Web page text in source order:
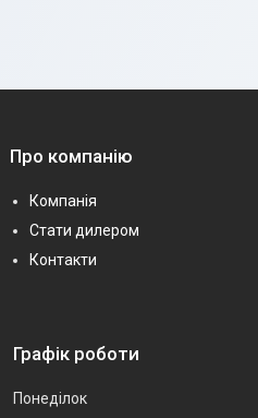
Про компанію
Компанія
Стати дилером
Контакти
Графік роботи
Понеділок